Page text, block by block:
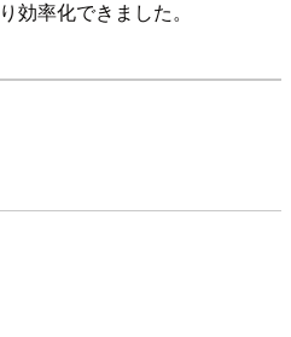
率化できました。